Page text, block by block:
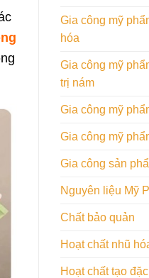
Gia công mỹ
hóa
Gia công mỹ
trị nám
Gia công mỹ
Gia công mỹ
Gia công sản
Nguyên liệu Mỹ
Chất bảo quản
Hoạt chất nhũ
Hoạt chất tạo đặc